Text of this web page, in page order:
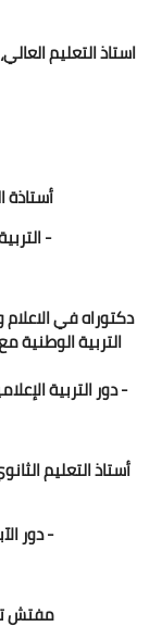
استاذ التعليم
أستاذة
-
دكتوراه في الاعلام
التربية الوطنية
- دور التربية
أستاذ التعليم
- دور
مفتش